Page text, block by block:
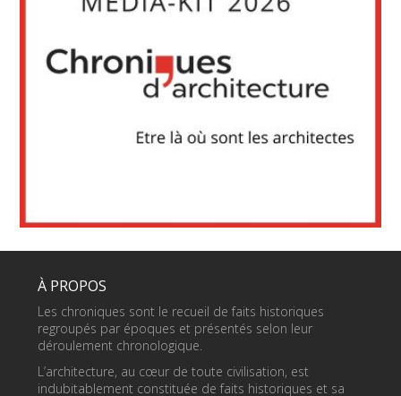
À PROPOS
Les chroniques sont le recueil de faits historiques
regroupés par époques et présentés selon leur
déroulement chronologique.
L’architecture, au cœur de toute civilisation, est
indubitablement constituée de faits historiques et sa